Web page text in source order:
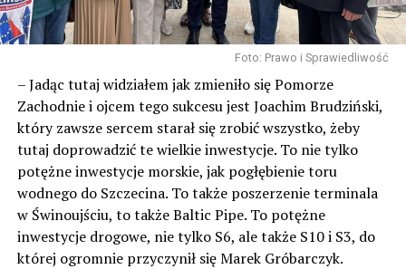
Foto: Prawo i Sprawiedliwość
– Jadąc tutaj widziałem jak zmieniło się Pomorze
Zachodnie i ojcem tego sukcesu jest Joachim Brudziński,
który zawsze sercem starał się zrobić wszystko, żeby
tutaj doprowadzić te wielkie inwestycje. To nie tylko
potężne inwestycje morskie, jak pogłębienie toru
wodnego do Szczecina. To także poszerzenie terminala
w Świnoujściu, to także Baltic Pipe. To potężne
inwestycje drogowe, nie tylko S6, ale także S10 i S3, do
której ogromnie przyczynił się Marek Gróbarczyk.